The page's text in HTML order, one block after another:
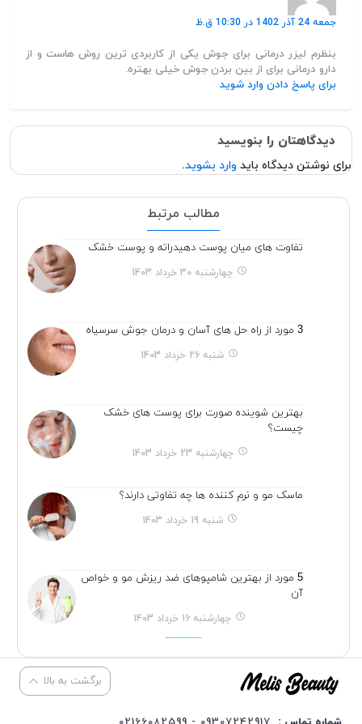
جمعه 24 آذر 1402 در 10:30 ق.ظ
بنظرم لیزر درمانی برای جوش یکی از کاربردی ترین روش هاست و از
دارو درمانی برای از بین بردن جوش خیلی بهتره.
برای پاسخ دادن وارد شوید
دیدگاهتان را بنویسید
برای نوشتن دیدگاه باید وارد بشوید.
مطالب مرتبط
تفاوت های میان پوست دهیدراته و پوست خشک
چهارشنبه 30 خرداد 1403
3 مورد از راه حل های آسان و درمان جوش سرسیاه
شنبه 26 خرداد 1403
بهترین شوینده صورت برای پوست های خشک
چیست؟
چهارشنبه 23 خرداد 1403
ماسک مو و نرم کننده ها چه تفاوتی دارند؟
شنبه 19 خرداد 1403
5 مورد از بهترین شامپوهای ضد ریزش مو و خواص
آن
چهارشنبه 16 خرداد 1403
برگشت به بالا